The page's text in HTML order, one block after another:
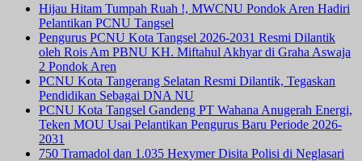
Hijau Hitam Tumpah Ruah !, MWCNU Pondok Aren Hadiri
Pelantikan PCNU Tangsel
Pengurus PCNU Kota Tangsel 2026-2031 Resmi Dilantik
oleh Rois Am PBNU KH. Miftahul Akhyar di Graha Aswaja
2 Pondok Aren
PCNU Kota Tangerang Selatan Resmi Dilantik, Tegaskan
Pendidikan Sebagai DNA NU
PCNU Kota Tangsel Gandeng PT Wahana Anugerah Energi,
Teken MOU Usai Pelantikan Pengurus Baru Periode 2026-
2031
750 Tramadol dan 1.035 Hexymer Disita Polisi di Neglasari